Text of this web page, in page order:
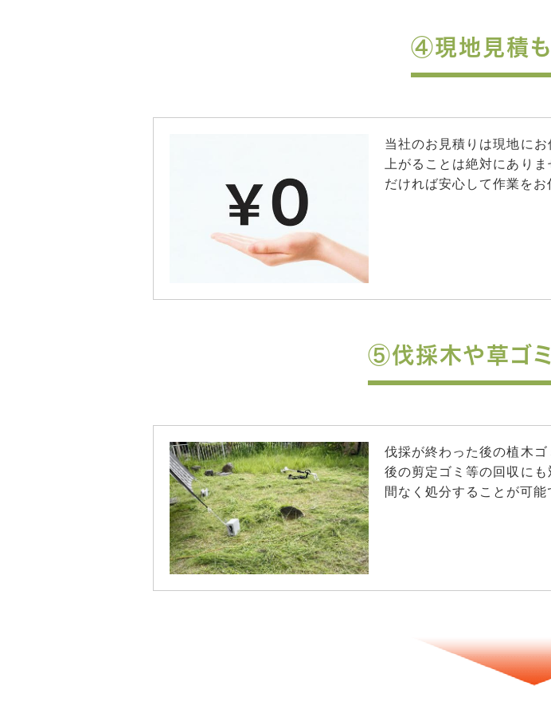
④現地見積も
当社のお見積りは現地に
上がることは絶対にあり
だければ安心して作業をお
⑤伐採木や草ゴ
伐採が終わった後の植木
後の剪定ゴミ等の回収に
間なく処分することが可能